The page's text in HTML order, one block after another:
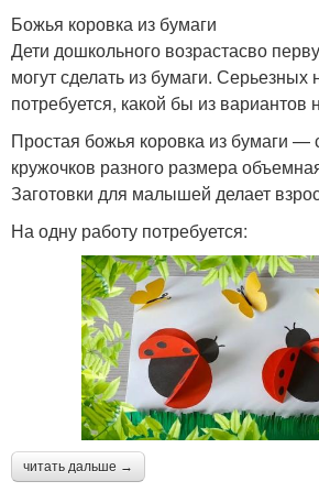
Божья коровка из бумаги
Дети дошкольного возрастасво
могут сделать из бумаги. Серьезных
потребуется, какой бы из
Простая божья коровка из бумаги —
кружочков разного размера
Заготовки для малышей делает
На одну работу потребуется:
читать дальше →